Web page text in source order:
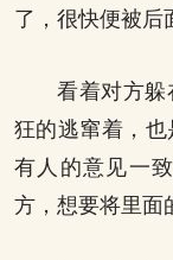
了，很快便被后
看着对方躲
狂的逃窜着，
有人的意见一
方，想要将里面